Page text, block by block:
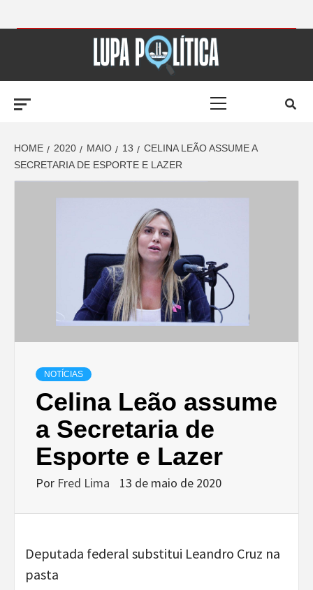
LUPA
POLÍTICA –
AMPLIANDO A
NOTÍCIA
HOME 2020 MAIO 13
CELINA LEÃO ASSUME A
SECRETARIA DE ESPORTE E LAZER
NOTÍCIAS
Celina Leão assume
a Secretaria de
Esporte e Lazer
Por Fred Lima 13 de maio de 2020
Deputada federal substitui Leandro Cruz na
pasta